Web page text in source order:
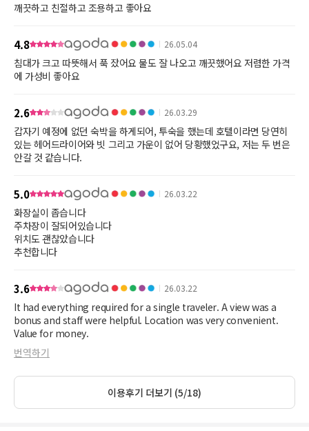
깨끗하고 친절하고 조용하고 좋아요
4.8 26.05.04
침대가 크고 따뜻해서 푹 잤어요 물도 잘 나오고 깨끗했어요 저렴한 가격
에 가성비 좋아요
2.6 26.03.29
갑자기 예정에 없던 숙박을 하게되어, 투숙을 했는데 호텔이라면 당연히
있는 헤어드라이어와 빗 그리고 가운이 없어 당황했었구요, 저는 두 번은
안갈 것 같습니다.
5.0 26.03.22
화장실이 좁습니다
주차장이 잘되어있습니다
위치도 괜찮았습니다
추천합니다
3.6 26.03.22
It had everything required for a single traveler. A view was a
bonus and staff were helpful. Location was very convenient.
Value for money.
번역하기
이용후기 더보기 (5/18)